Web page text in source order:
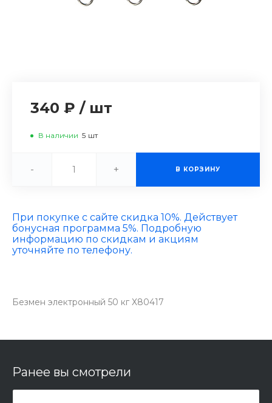
340 ₽ / шт
В наличии 5 шт
- + В КОРЗИНУ
При покупке с сайте скидка 10%. Действует
бонусная программа 5%. Подробную
информацию по скидкам и акциям
уточняйте по телефону.
Безмен электронный 50 кг Х80417
Ранее вы смотрели